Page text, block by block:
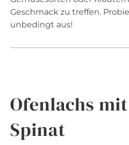
Geschmack zu treffen.
unbedingt aus!
Ofenlachs
Spinat